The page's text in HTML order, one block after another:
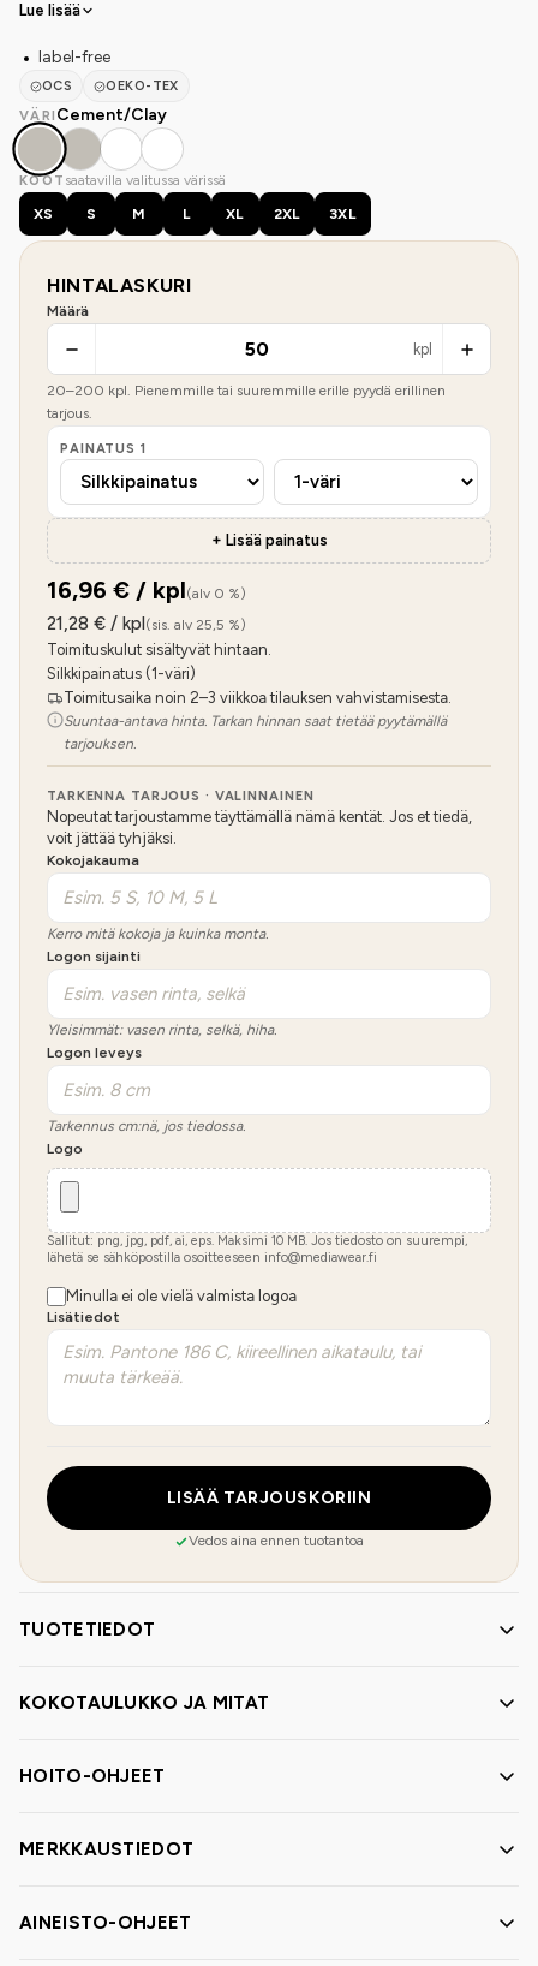
Lue lisää
label-free
OCS
OEKO-TEX
VÄRI Cement/Clay
KOOT saatavilla valitussa värissä
XS
S M L XL 2XL 3XL
HINTALASKURI
Määrä
kpl
20–200 kpl. Pienemmille tai suuremmille erille pyydä erillinen
tarjous.
PAINATUS 1
+ Lisää painatus
16,96 € / kpl(alv 0 %)
21,28 € / kpl(sis. alv 25,5 %)
Toimituskulut sisältyvät hintaan.
Silkkipainatus (1-väri)
Toimitusaika noin 2–3 viikkoa tilauksen vahvistamisesta.
Suuntaa-antava hinta. Tarkan hinnan saat tietää pyytämällä
tarjouksen.
TARKENNA TARJOUS · VALINNAINEN
Nopeutat tarjoustamme täyttämällä nämä kentät. Jos et tiedä,
voit jättää tyhjäksi.
Kokojakauma
Kerro mitä kokoja ja kuinka monta.
Logon sijainti
Yleisimmät: vasen rinta, selkä, hiha.
Logon leveys
Tarkennus cm:nä, jos tiedossa.
Logo
Sallitut: png, jpg, pdf, ai, eps. Maksimi 10 MB. Jos tiedosto on suurempi,
lähetä se sähköpostilla osoitteeseen info@mediawear.fi
Minulla ei ole vielä valmista logoa
Lisätiedot
LISÄÄ TARJOUSKORIIN
Vedos aina ennen tuotantoa
TUOTETIEDOT
KOKOTAULUKKO JA MITAT
HOITO-OHJEET
MERKKAUSTIEDOT
AINEISTO-OHJEET